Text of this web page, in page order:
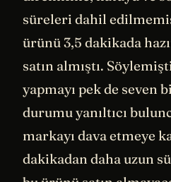
süreleri dahil
ürünü 3,5 dakikada
satın almıştı.
yapmayı pek de seven
durumu yanıltıcı
markayı dava etmeye
dakikadan daha uzun